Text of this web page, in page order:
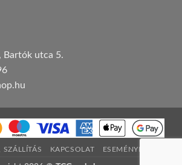
Bartók utca 5.
SZÁLLÍTÁS KAPCSOLAT ESEMÉNYNAPTÁR